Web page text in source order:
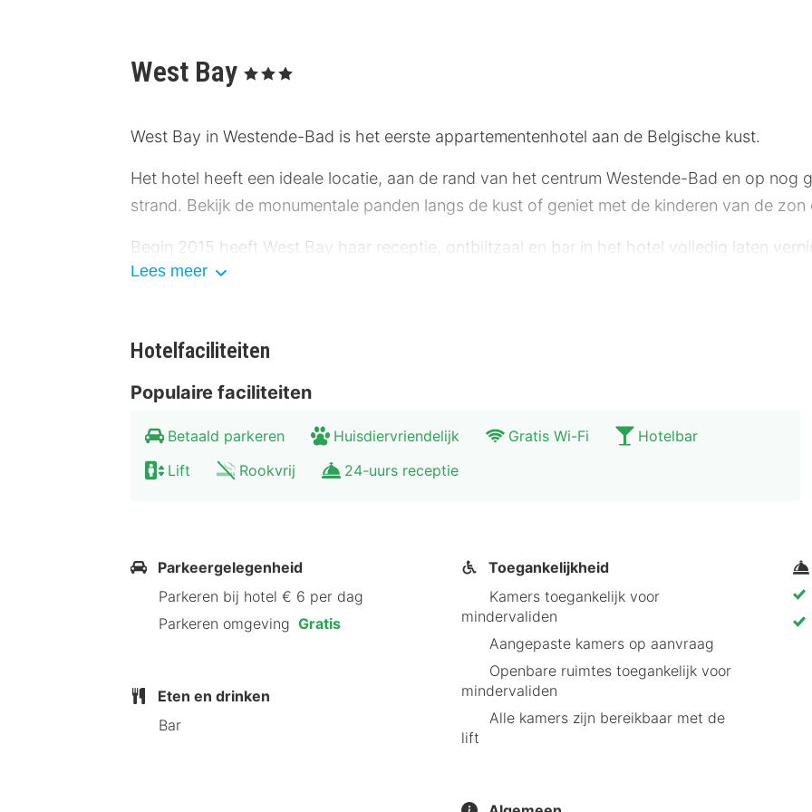
West Bay , 3 Sterren
West Bay in Westende-Bad is het eerste appartementenhotel aan de Belgische kust.
Het hotel heeft een ideale locatie, aan de rand van het centrum Westende-Bad en op nog
strand. Bekijk de monumentale panden langs de kust of geniet met de kinderen van de zon
Begin 2015 heeft West Bay haar receptie, ontbijtzaal en bar in het hotel volledig laten
Rivièra Maison. Hier word je volledig ondergedompeld in luxe en comfort. Maar ook in de
is van een eigen badkamer en een apart toilet. Er is gratis Wi-Fi in de appartementen. In
luxueus ontbijt met cava, verse croissants en een heerlijke kop koffie .Het ontbijtbuffet kan
In de omgeving vermaak je je zeker. Zijn de kinderen mee? Met de auto ben je binnen 20
Maar ook het avontuurlijke attractie- en dierenpark Bellewaerde staat garant voor een
het strand is er natuurlijk ook genoeg te doen. Denk aan lekker ravotten op het strand, een
Lees meer
Hotelfaciliteiten
Populaire faciliteiten
Betaald parkeren Huisdiervriendelijk Gratis Wi-Fi
Hotelbar
Lift
Rookvrij 24-uurs receptie
Parkeergelegenheid
Parkeren bij hotel € 6 per dag
Parkeren omgeving Gratis
Eten en drinken
Bar
Toegankelijkheid
mindervaliden
Aangepaste kamers op aanvraag
mindervaliden
lift